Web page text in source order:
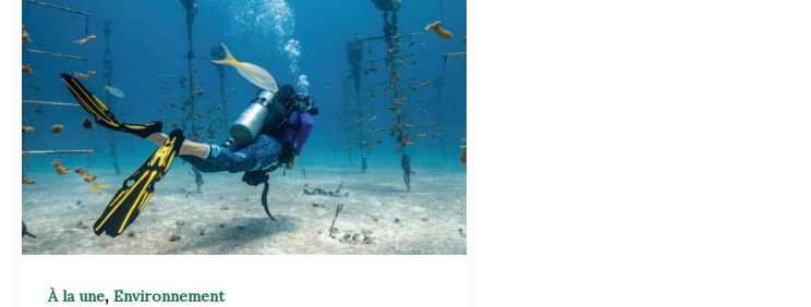
À la une, Environnement